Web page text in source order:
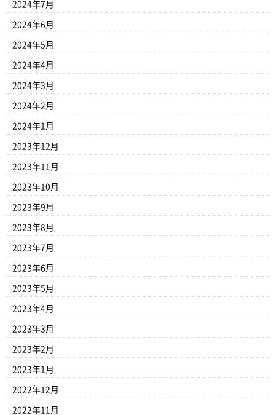
2024年7月
2024年6月
2024年5月
2024年4月
2024年3月
2024年2月
2024年1月
2023年12月
2023年11月
2023年10月
2023年9月
2023年8月
2023年7月
2023年6月
2023年5月
2023年4月
2023年3月
2023年2月
2023年1月
2022年12月
2022年11月